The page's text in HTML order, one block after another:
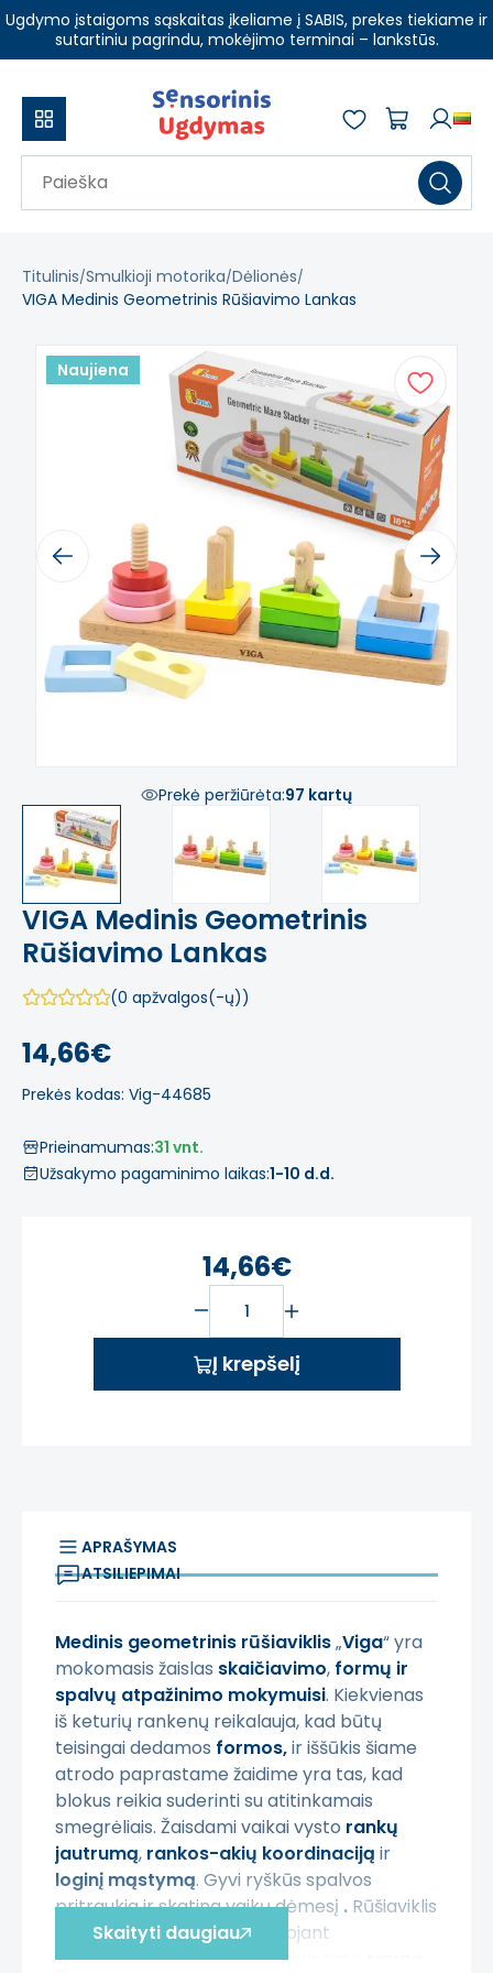
Ugdymo įstaigoms sąskaitas įkeliame į SABIS, prekes tiekiame ir
sutartiniu pagrindu, mokėjimo terminai – lankstūs.
Titulinis Smulkioji motorika Dėlionės
VIGA Medinis Geometrinis Rūšiavimo Lankas
Naujiena
Previous Next
Prekė peržiūrėta:97 kartų
VIGA Medinis Geometrinis
Rūšiavimo Lankas
(0 apžvalgos(-ų))
14,66€
Prekės kodas: Vig-44685
Prieinamumas:31 vnt.
Užsakymo pagaminimo laikas:1-10 d.d.
14,66€
Į krepšelį
APRAŠYMAS
ATSILIEPIMAI
Medinis geometrinis rūšiaviklis„Viga“ yra
mokomasis žaislas skaičiavimo, formų ir
spalvų atpažinimo mokymuisi. Kiekvienas
iš keturių rankenų reikalauja, kad būtų
teisingai dedamos formos,ir iššūkis šiame
atrodo paprastame žaidime yra tas, kad
blokus reikia suderinti su atitinkamais
smegrėliais. Žaisdami vaikai vysto rankų
jautrumą, rankos-akių koordinaciją ir
loginį mąstymą. Gyvi ryškūs spalvos
pritraukia ir skatina vaikų dėmesį . Rūšiaviklis
neturi aštrių kraštų, o naudojant
nekenksmingus dažus, užtikrinama
Skaityti daugiau